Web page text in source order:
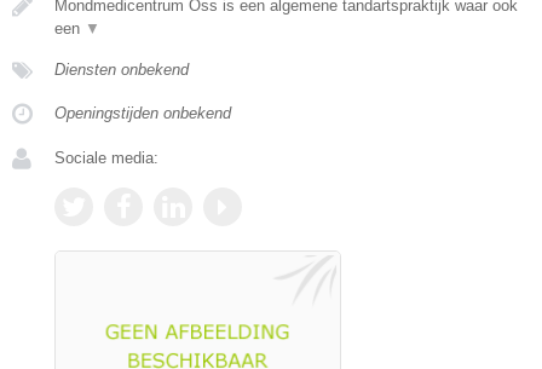
Mondmedicentrum Oss is een algemene tandartspraktijk waar ook
een ▼
Diensten onbekend
Openingstijden onbekend
Sociale media: